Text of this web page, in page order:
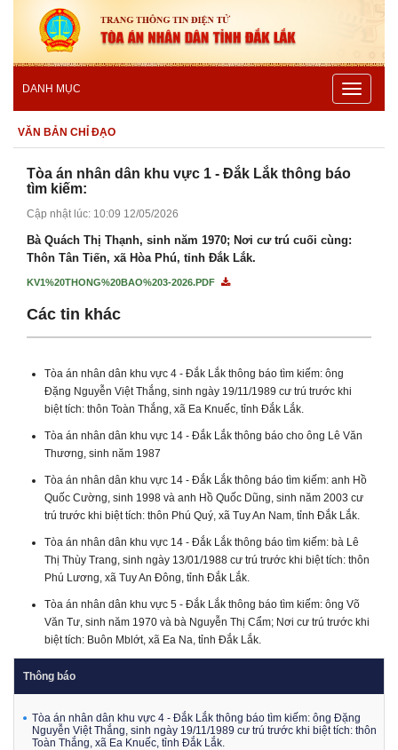
DANH MỤC
Toggle
VĂN BẢN CHỈ ĐẠO
Tòa án nhân dân khu vực 1 - Đắk Lắk thông báo
tìm kiếm:
Cập nhật lúc: 10:09 12/05/2026
Bà Quách Thị Thạnh, sinh năm 1970; Nơi cư trú cuối cùng:
Thôn Tân Tiến, xã Hòa Phú, tỉnh Đắk Lắk.
KV1%20THONG%20BAO%203-2026.PDF
Các tin khác
Tòa án nhân dân khu vực 4 - Đắk Lắk thông báo tìm kiếm: ông
Đặng Nguyễn Việt Thắng, sinh ngày 19/11/1989 cư trú trước khi
biệt tích: thôn Toàn Thắng, xã Ea Knuếc, tỉnh Đắk Lắk.
Tòa án nhân dân khu vực 14 - Đắk Lắk thông báo cho ông Lê Văn
Thương, sinh năm 1987
Tòa án nhân dân khu vực 14 - Đắk Lắk thông báo tìm kiếm: anh Hồ
Quốc Cường, sinh 1998 và anh Hồ Quốc Dũng, sinh năm 2003 cư
trú trước khi biệt tích: thôn Phú Quý, xã Tuy An Nam, tỉnh Đắk Lắk.
Tòa án nhân dân khu vực 14 - Đắk Lắk thông báo tìm kiếm: bà Lê
Thị Thùy Trang, sinh ngày 13/01/1988 cư trú trước khi biệt tích: thôn
Phú Lương, xã Tuy An Đông, tỉnh Đắk Lắk.
Tòa án nhân dân khu vực 5 - Đắk Lắk thông báo tìm kiếm: ông Võ
Văn Tư, sinh năm 1970 và bà Nguyễn Thị Cẩm; Nơi cư trú trước khi
biệt tích: Buôn Mblớt, xã Ea Na, tỉnh Đắk Lắk.
Thông báo
Tòa án nhân dân khu vực 4 - Đắk Lắk thông báo tìm kiếm: ông Đặng
Nguyễn Việt Thắng, sinh ngày 19/11/1989 cư trú trước khi biệt tích: thôn
Toàn Thắng, xã Ea Knuếc, tỉnh Đắk Lắk.